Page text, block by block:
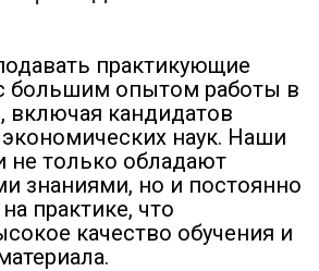
практикующие
большим опытом работы в
включая кандидатов
наук. Наши
не только обладают
знаниями, но и постоянно
практике, что
качество обучения и